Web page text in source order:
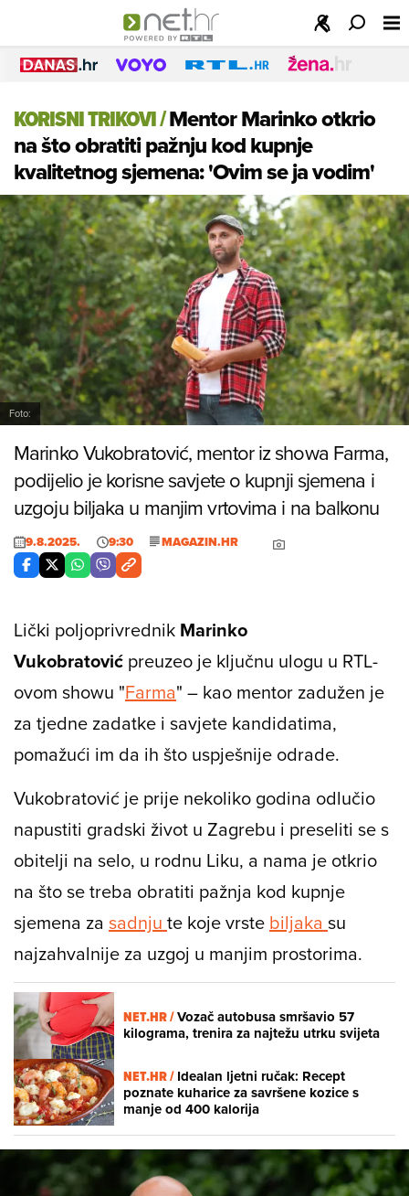
KORISNI TRIKOVI/Mentor Marinko otkrio
na što obratiti pažnju kod kupnje
kvalitetnog sjemena: 'Ovim se ja vodim'
Foto:
Marinko Vukobratović, mentor iz showa Farma,
podijelio je korisne savjete o kupnji sjemena i
uzgoju biljaka u manjim vrtovima i na balkonu
9.8.2025. 9:30 MAGAZIN.HR
Lički poljoprivrednik Marinko
Vukobratović preuzeo je ključnu ulogu u RTL-
ovom showu "Farma" – kao mentor zadužen je
za tjedne zadatke i savjete kandidatima,
pomažući im da ih što uspješnije odrade.
Vukobratović je prije nekoliko godina odlučio
napustiti gradski život u Zagrebu i preseliti se s
obitelji na selo, u rodnu Liku, a nama je otkrio
na što se treba obratiti pažnja kod kupnje
sjemena za sadnju te koje vrste biljaka su
najzahvalnije za uzgoj u manjim prostorima.
NET.HR /Vozač autobusa smršavio 57
kilograma, trenira za najtežu utrku svijeta
NET.HR /Idealan ljetni ručak: Recept
poznate kuharice za savršene kozice s
manje od 400 kalorija